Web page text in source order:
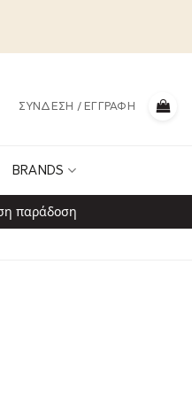
ΣΎΝΔΕΣΗ / ΕΓΓΡΑΦΉ
BRANDS
παράδοση